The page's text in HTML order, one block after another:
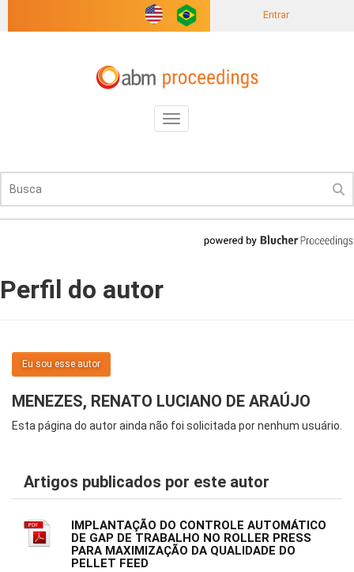
Entrar
Toggle
navigation
Perfil do autor
Eu sou esse autor
MENEZES, RENATO LUCIANO DE ARAÚJO
Esta página do autor ainda não foi solicitada por nenhum usuário.
Artigos publicados por este autor
IMPLANTAÇÃO DO CONTROLE AUTOMÁTICO
DE GAP DE TRABALHO NO ROLLER PRESS
PARA MAXIMIZAÇÃO DA QUALIDADE DO
PELLET FEED